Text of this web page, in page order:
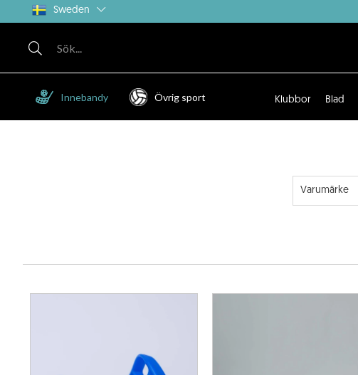
Sweden
Innebandy Övrig sport Klubbor Blad
Varumärke